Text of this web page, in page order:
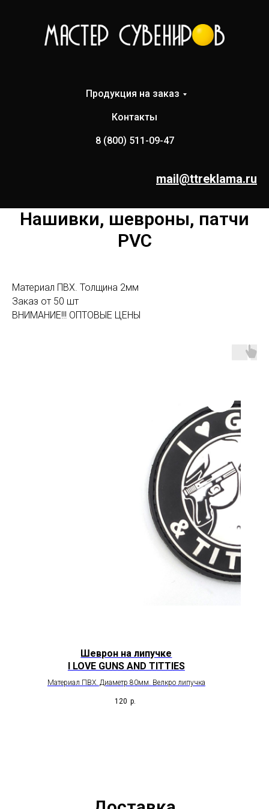
Продукция на заказ
Контакты
8 (800) 511-09-47
mail@ttreklama.ru
Нашивки, шевроны, патчи
PVC
Материал ПВХ. Толщина 2мм
Заказ от 50 шт
ВНИМАНИЕ!!! ОПТОВЫЕ ЦЕНЫ
Шеврон на липучке
I LOVE GUNS AND TITTIES
Материал ПВХ. Диаметр 80мм. Велкро липучка
120 р.